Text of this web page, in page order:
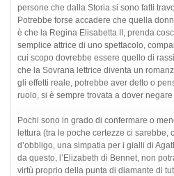
persone che dalla Storia si sono fatti
Potrebbe forse accadere che quella
è che la Regina Elisabetta II, prenda
semplice attrice di uno spettacolo,
cui scopo dovrebbe essere quello di
che la Sovrana lettrice diventa un
gli effetti reale, potrebbe aver detto o
ruolo, si è sempre trovata a dover
Pochi sono in grado di confermare o
lettura (tra le poche certezze ci sarebbe,
d’obbligo, una simpatia per i gialli di
da questo, l’Elizabeth di Bennet, non
virtù proprio della punta di diamante di